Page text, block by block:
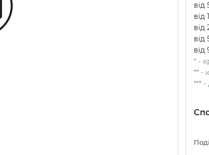
від
від
від
від
від
* -
** -
*** -